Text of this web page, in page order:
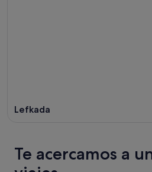
Lefkada
Te acercamos a